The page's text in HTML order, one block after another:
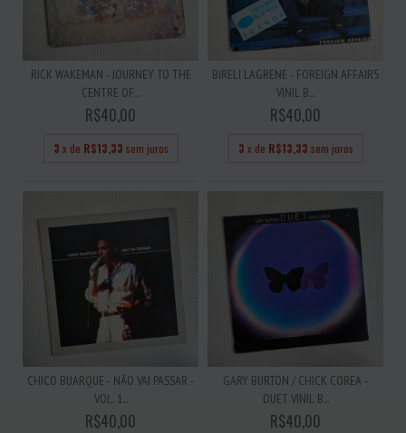
RICK WAKEMAN - JOURNEY TO THE
CENTRE OF...
R$40,00
3 x de R$13,33 sem juros
BIRELI LAGRENE - FOREIGN AFFAIRS
VINIL B...
R$40,00
3 x de R$13,33 sem juros
CHICO BUARQUE - NÃO VAI PASSAR -
VOL. 1...
R$40,00
GARY BURTON / CHICK COREA -
DUET VINIL B...
R$40,00